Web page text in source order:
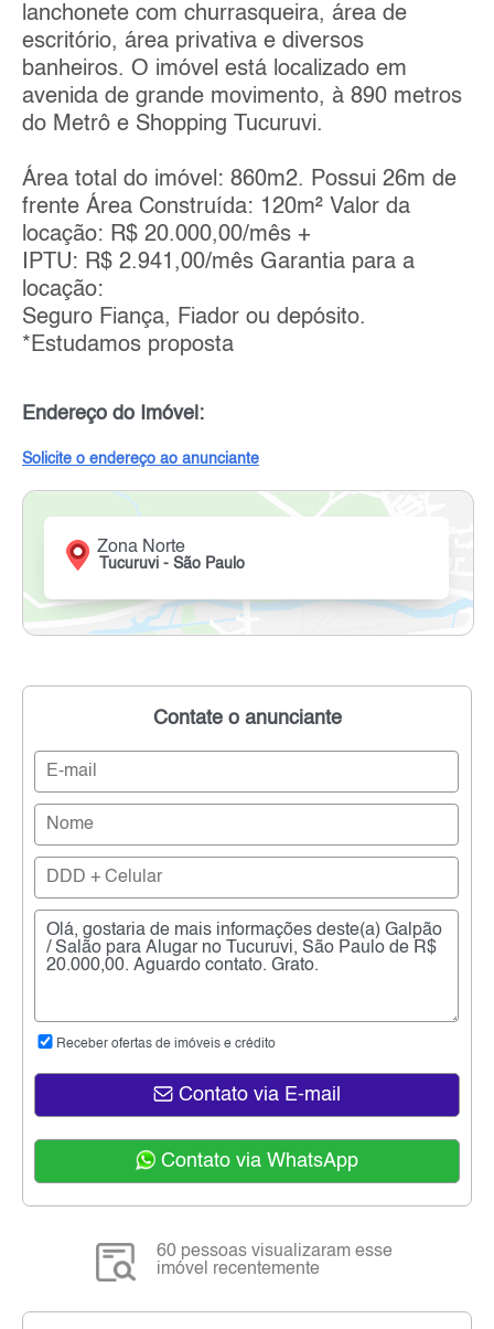
lanchonete com churrasqueira, área de
escritório, área privativa e diversos
banheiros. O imóvel está localizado em
avenida de grande movimento, à 890 metros
do Metrô e Shopping Tucuruvi.
Área total do imóvel: 860m2. Possui 26m de
frente Área Construída: 120m² Valor da
locação: R$ 20.000,00/mês +
IPTU: R$ 2.941,00/mês Garantia para a
locação:
Seguro Fiança, Fiador ou depósito.
*Estudamos proposta
Endereço do Imóvel:
Solicite o endereço ao anunciante
Zona Norte
Tucuruvi - São Paulo
Contate o anunciante
Receber ofertas de imóveis e crédito
Contato via E-mail
Contato via WhatsApp
60 pessoas visualizaram esse
imóvel recentemente